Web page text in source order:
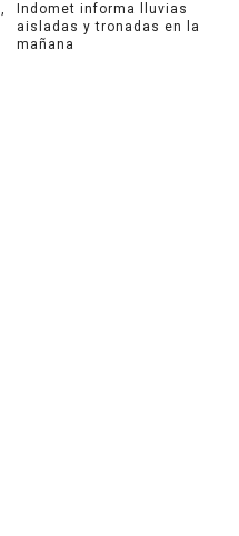
Indomet informa lluvias
aisladas y tronadas en la
mañana